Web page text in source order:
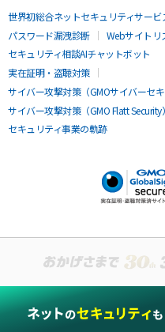
世界初総合ネットセキュリティサービ
パスワード漏洩診断
Webサイトリ
セキュリティ相談AIチャットボット
実在証明・盗聴対策
サイバー攻撃対策（GMOサイバーセ
サイバー攻撃対策（GMO Flatt Security）
セキュリティ事業の軌跡